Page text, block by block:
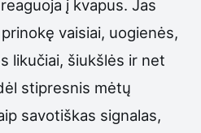
į kvapus. Jas
vaisiai, uogienės,
likučiai, šiukšlės ir net
stipresnis mėtų
savotiškas signalas,